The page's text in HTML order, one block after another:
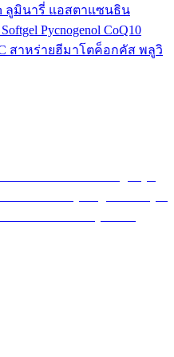
ลูมินารี่ แอสตาแซนธิน
Pycnogenol CoQ10
C สาหร่ายฮีมาโตค็อกคัส พลูวิ